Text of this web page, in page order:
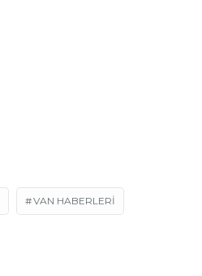
VAN HABERLERI